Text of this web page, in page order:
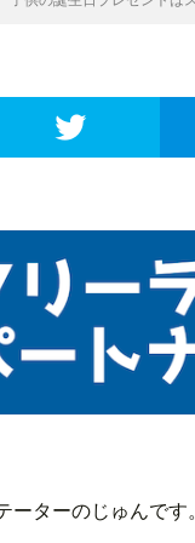
ーターのじゅんです